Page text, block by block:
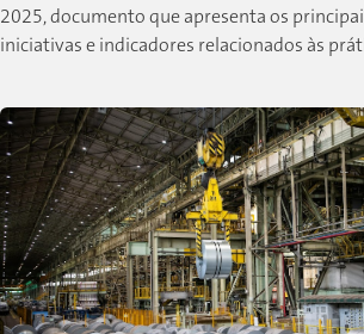
2025, documento que apresenta os
iniciativas e indicadores relacionados às